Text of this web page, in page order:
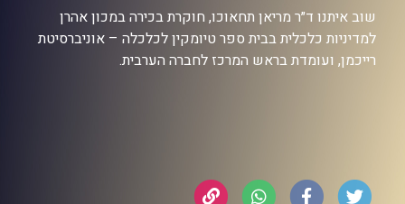
שוב איתנו ד״ר מריאן תחאוכו, חוקרת בכירה במכון אהרן
למדיניות כלכלית בבית ספר טיומקין לכלכלה – אוניברסיטת
רייכמן, ועומדת בראש המרכז לחברה הערבית.